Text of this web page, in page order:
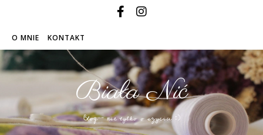
O MNIE KONTAKT
Biała Nić
Blog – nie tylko o szyciu :)